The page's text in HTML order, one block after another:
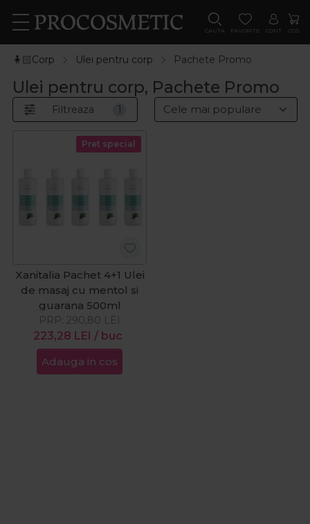
CAUTA FAVORITE CONT COS
🧍🏻Corp Ulei pentru corp Pachete Promo
Ulei pentru corp, Pachete Promo
Filtreaza 1
Pret special
Xanitalia Pachet 4+1 Ulei
de masaj cu mentol si
guarana 500ml
223,28 LEI / buc
PRP: 290,80 LEI
Adauga in cos